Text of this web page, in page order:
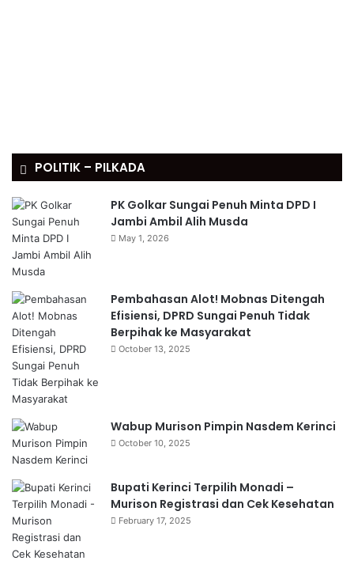
POLITIK – PILKADA
PK Golkar Sungai Penuh Minta DPD I
Jambi Ambil Alih Musda
May 1, 2026
Pembahasan Alot! Mobnas Ditengah
Efisiensi, DPRD Sungai Penuh Tidak
Berpihak ke Masyarakat
October 13, 2025
Wabup Murison Pimpin Nasdem Kerinci
October 10, 2025
Bupati Kerinci Terpilih Monadi –
Murison Registrasi dan Cek Kesehatan
February 17, 2025